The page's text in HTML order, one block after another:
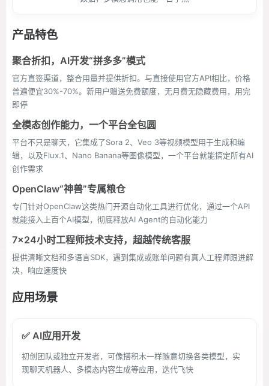
产品特色
聚合折扣，AI开发“拼多多”模式
官方直签渠道，整合用量并提供折扣。与直接使用官方API相比，价格
普遍便宜30%-70%。新用户赠送免费额度，无月费无隐藏费用，用完
即停
全模态创作能力，一个平台全包圆
平台不只是聊天，它集成了Sora 2、Veo 3等视频模型用于生成和编
辑，以及Flux.1、Nano Banana等图像模型，一个平台就能搞定所有AI
创作需求
OpenClaw“神兽”专属粮仓
专门针对OpenClaw这类热门开源自动化工具进行优化，通过一个API
就能接入上百个AI模型，彻底释放AI Agent的自动化能力
7x24小时工程师技术支持，超越传统客服
提供清晰文档和多语言SDK，遇到集成或账单问题有真人工程师跟进解
决，响应速度快
应用场景
✅ AI应用开发
初创团队或独立开发者，可像搭积木一样随意切换各类模型，实
现聊天机器人、多模态内容生成等应用，迭代飞快